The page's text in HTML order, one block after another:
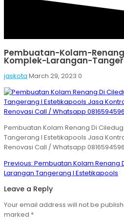
Pembuatan-Kolam-
Komplek-Larangan-
jaskota March 29, 2023 0
Pembuatan Kolam Renang Di
Tangerang I Estetikapools Jasa
Renovasi Call / Whatsapp 0816594596
Post
navigation
Previous: Previous
post:
Pembuatan Kolam Renang
Larangan Tangerang I Estetikapools
Leave a Reply
Your email address will not be
marked *